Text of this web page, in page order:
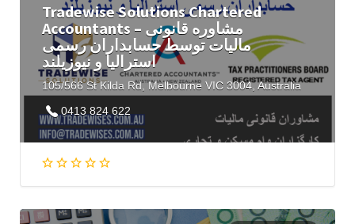
Tradewise Solutions Chartered
Accountants – مشاوره قانونی
مالیات توسط حسابداران رسمی
استرالیا و نیوزیلند
105/566 St Kilda Rd, Melbourne VIC 3004, Australia
0413 824 622